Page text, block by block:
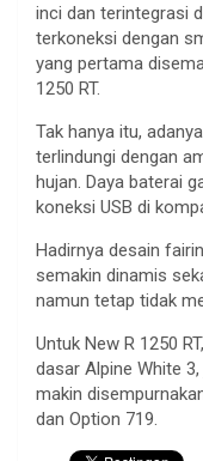
inci dan terintegrasi
terkoneksi dengan
yang pertama
1250 RT.
Tak hanya itu,
terlindungi dengan
hujan. Daya baterai
koneksi USB di
Hadirnya desain
semakin dinamis
namun tetap tidak
Untuk New R 1250
dasar Alpine White
makin
dan Option 719.